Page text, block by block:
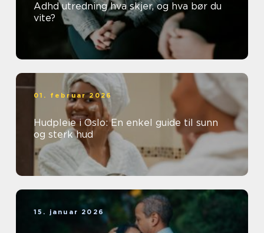
Adhd utredning hva skjer, og hva bør du
vite?
01. februar 2026
Hudpleie i Oslo: En enkel guide til sunn
og sterk hud
15. januar 2026